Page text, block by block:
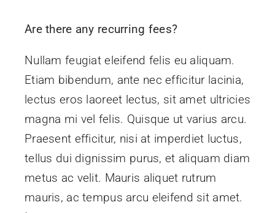
Are there any recurring fees?
Nullam feugiat eleifend felis eu aliquam.
Etiam bibendum, ante nec efficitur lacinia,
lectus eros laoreet lectus, sit amet ultricies
magna mi vel felis. Quisque ut varius arcu.
Praesent efficitur, nisi at imperdiet luctus,
tellus dui dignissim purus, et aliquam diam
metus ac velit. Mauris aliquet rutrum
mauris, ac tempus arcu eleifend sit amet.